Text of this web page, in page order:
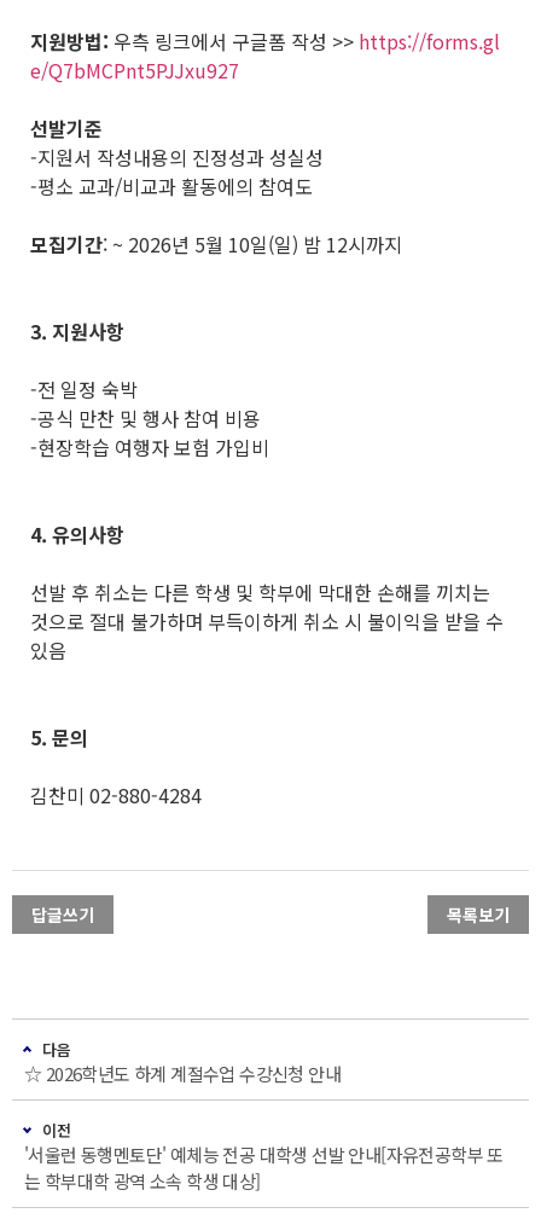
지원방법: 우측 링크에서 구글폼 작성 >> https://forms.gl
e/Q7bMCPnt5PJJxu927
선발기준
-지원서 작성내용의 진정성과 성실성
-평소 교과/비교과 활동에의 참여도
모집기간: ~ 2026년 5월 10일(일) 밤 12시까지
3. 지원사항
-전 일정 숙박
-공식 만찬 및 행사 참여 비용
-현장학습 여행자 보험 가입비
4. 유의사항
선발 후 취소는 다른 학생 및 학부에 막대한 손해를 끼치는
것으로 절대 불가하며 부득이하게 취소 시 불이익을 받을 수
있음
5. 문의
김찬미 02-880-4284
답글쓰기 목록보기
다음
☆ 2026학년도 하계 계절수업 수강신청 안내
이전
'서울런 동행멘토단' 예체능 전공 대학생 선발 안내[자유전공학부 또
는 학부대학 광역 소속 학생 대상]